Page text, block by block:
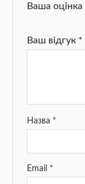
Ваша оцінка
Ваш відгук *
Назва *
Email *